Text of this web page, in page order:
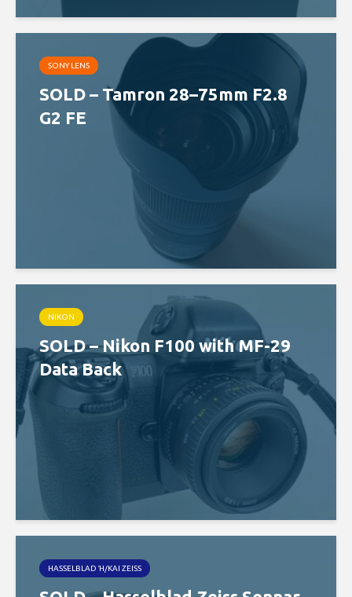
SONY LENS
SOLD – Tamron 28–75mm F2.8
G2 FE
NIKON
SOLD – Nikon F100 with MF-29
Data Back
HASSELBLAD Ή/ΚΑΙ ZEISS